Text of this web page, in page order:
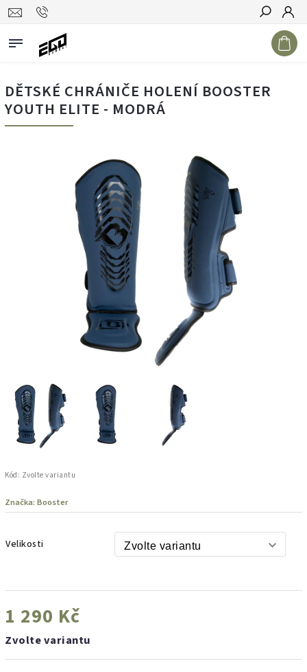
Hledat
DĚTSKÉ CHRÁNIČE HOLENÍ BOOSTER
YOUTH ELITE - MODRÁ
Kód: Zvolte variantu
Značka: Booster
Velikosti
1 290 Kč
Zvolte variantu